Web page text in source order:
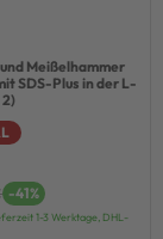
Meißelhammer
SDS-Plus in der L-
-41%
1-3 Werktage, DHL-